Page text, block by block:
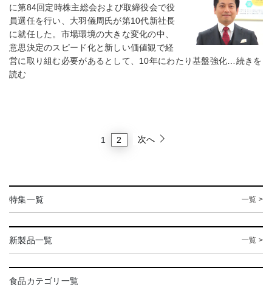
に第84回定時株主総会および取締役会で役
員選任を行い、大羽儀周氏が第10代新社長
に就任した。市場環境の大きな変化の中、
意思決定のスピード化と新しい価値観で経
営に取り組む必要があるとして、10年にわたり基盤強化…続きを
読む
1 2 次へ
特集一覧 一覧 >
新製品一覧 一覧 >
食品カテゴリ一覧